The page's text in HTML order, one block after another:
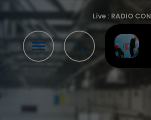
Live : RADIO